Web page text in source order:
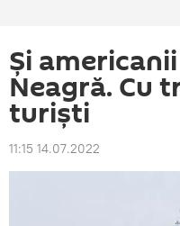
Și
Neagră. Cu
turiști
11:15 14.07.2022